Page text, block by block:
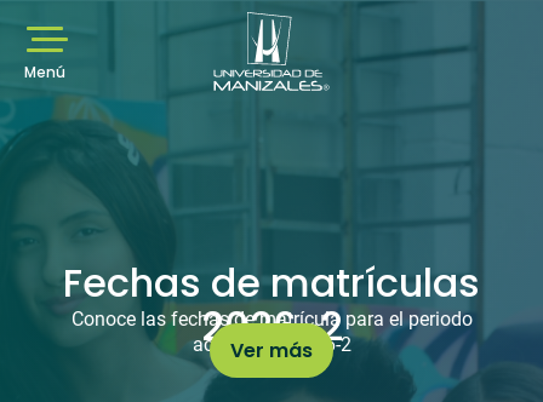
contenido
principal
Menú
Fechas de matrículas
2026-2
Conoce las fechas de matrícula para el periodo
académico 2026-2
Ver más